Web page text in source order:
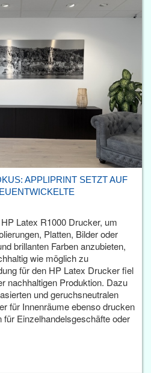
APPLIPRINT SETZT AUF
Latex R1000 Drucker, um
Platten, Bilder oder
brillanten Farben anzubieten,
wie möglich zu
für den HP Latex Drucker fiel
nachhaltigen Produktion. Dazu
und geruchsneutralen
für Innenräume ebenso drucken
Einzelhandelsgeschäfte oder